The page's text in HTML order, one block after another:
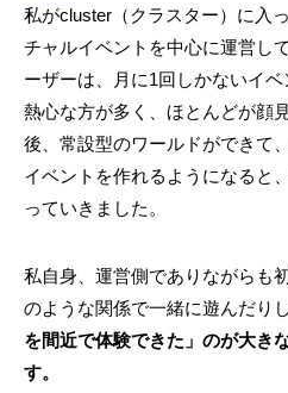
私がcluster（クラスター）に入
チャルイベントを中心に運営し
ーザーは、月に1回しかないイ
熱心な方が多く、ほとんどが顔
後、常設型のワールドができて
イベントを作れるようになると
っていきました。
私自身、運営側でありながらも
のような関係で一緒に遊んだりし
を間近で体験できた」のが大き
す。